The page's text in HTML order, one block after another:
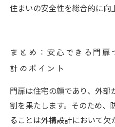
住まいの安全性を総合的に向
まとめ：安心できる門
計のポイント
門扉は住宅の顔であり、外
割を果たします。そのため、
ることは外構設計において